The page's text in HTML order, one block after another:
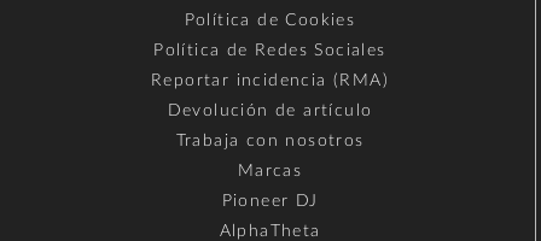
Política de Cookies
Política de Redes Sociales
Reportar incidencia (RMA)
Devolución de artículo
Trabaja con nosotros
Marcas
Pioneer DJ
AlphaTheta